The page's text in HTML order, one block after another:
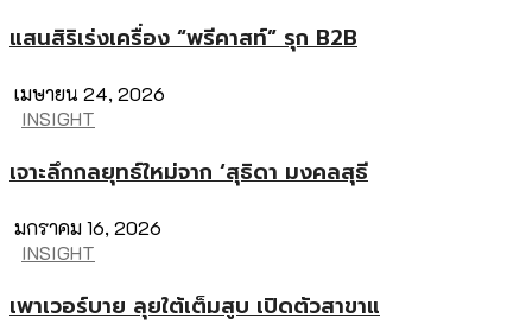
แสนสิริเร่งเครื่อง “พรีคาสท์” รุก B2B
เมษายน 24, 2026
INSIGHT
เจาะลึกกลยุทธ์ใหม่จาก ‘สุธิดา มงคลสุธี
มกราคม 16, 2026
INSIGHT
เพาเวอร์บาย ลุยใต้เต็มสูบ เปิดตัวสาขาแ